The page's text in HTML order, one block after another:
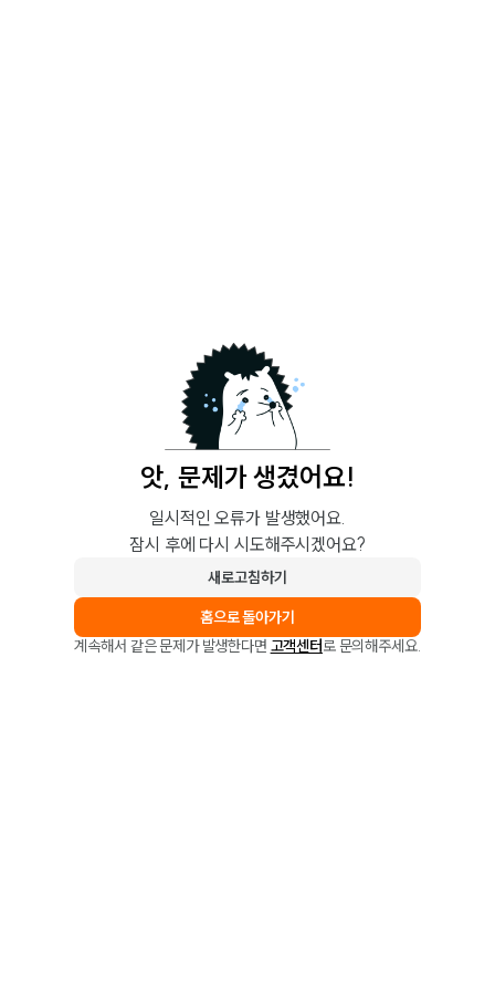
앗, 문제가 생겼어요!
일시적인 오류가 발생했어요.
잠시 후에 다시 시도해주시겠어요?
새로고침하기
홈으로 돌아가기
계속해서 같은 문제가 발생한다면 고객센터로 문의해주세요.